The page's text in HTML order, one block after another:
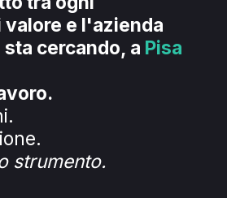
valore e l'azienda
cercando, a Pisa
strumento.